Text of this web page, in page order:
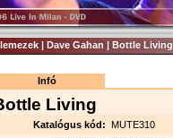
| Dave Gahan | Bottle Living
Infó
Living
Katalógus kód: MUTE310